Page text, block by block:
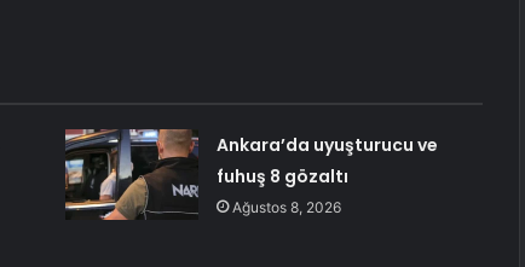
Ankara’da uyuşturucu ve
fuhuş 8 gözaltı
Ağustos 8, 2026